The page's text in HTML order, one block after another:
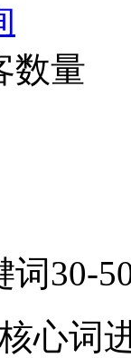
数量
词30-
心词